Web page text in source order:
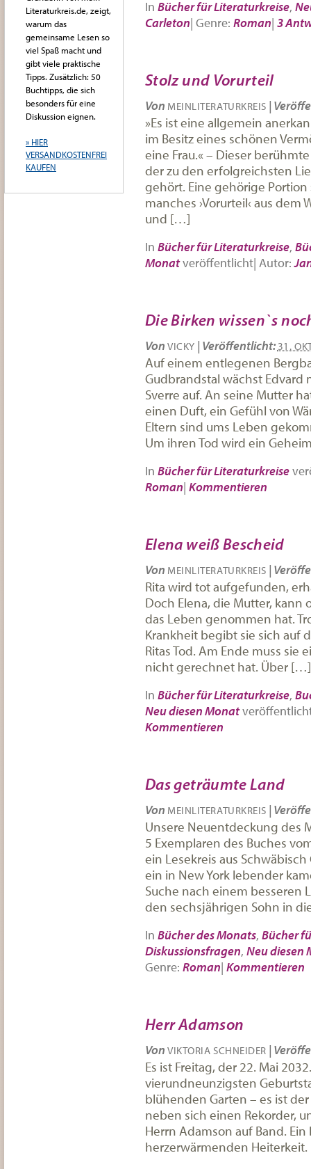
In Bücher für Literaturkreise,
Carleton| Genre: Roman| 3
Stolz und Vorurteil
Von MEINLITERATURKREIS |
»Es ist eine allgemein
im Besitz eines schönen
eine Frau.« – Dieser
der zu den erfolgreichsten
gehört. Eine gehörige Portion
manches ›Vorurteil‹ aus
und […]
In Bücher für Literaturkreise,
Monatveröffentlicht| Autor:
Die Birken wissen`s
Von VICKY | Veröffentlicht:31.
Auf einem entlegenen
Gudbrandstal wächst
Sverre auf. An seine Mutter
einen Duft, ein Gefühl von
Eltern sind ums Leben
Um ihren Tod wird ein
In Bücher für Literaturkreise
Roman| Kommentieren
Elena weiß Bescheid
Von MEINLITERATURKREIS |
Rita wird tot aufgefunden,
Doch Elena, die Mutter, kann
das Leben genommen hat.
Krankheit begibt sie sich auf
Ritas Tod. Am Ende muss
nicht gerechnet hat. Über […]
In Bücher für Literaturkreise,
Neu diesen Monat
Kommentieren
Das geträumte Land
Von MEINLITERATURKREIS |
Unsere Neuentdeckung des
5 Exemplaren des Buches
ein Lesekreis aus
ein in New York lebender
Suche nach einem besseren
den sechsjährigen Sohn in
In Bücher des Monats, Bücher
Diskussionsfragen, Neu diesen
Genre: Roman| Kommentieren
Herr Adamson
Von VIKTORIA SCHNEIDER |
Es ist Freitag, der 22. Mai
vierundneunzigsten
blühenden Garten – es ist
neben sich einen Rekorder,
Herrn Adamson auf Band.
herzerwärmenden
Literaturkreis.de, zeigt,
warum das
gemeinsame Lesen so
viel Spaß macht und
gibt viele praktische
Tipps. Zusätzlich: 50
Buchtipps, die sich
besonders für eine
Diskussion eignen.
» HIER
VERSANDKOSTENFREI
KAUFEN